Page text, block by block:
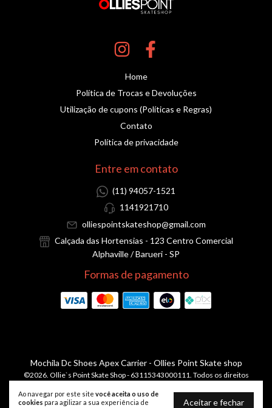
Ao navegar por este site você aceita o uso de
cookies para agilizar a sua experiência de
Aceitar e fechar
Home
Política de Trocas e Devoluções
Utilização de cupons (Políticas e Regras)
Contato
Política de privacidade
Entre em contato
(11) 94057-1521
1141921710
olliespointskateshop@gmail.com
Calçada das Hortensias - 123 Centro Comercial
Alphaville / Barueri - SP
Formas de pagamento
Mochila Dc Shoes Apex Carrier- Ollies Point Skate shop
©2026. Ollie`s Point Skate Shop - 63115343000111. Todos os direitos
reservados.